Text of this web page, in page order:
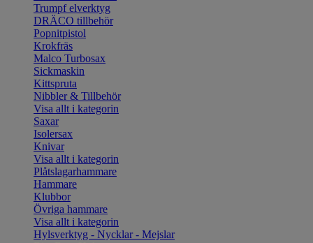
Trumpf elverktyg
DRÄCO tillbehör
Popnitpistol
Krokfräs
Malco Turbosax
Sickmaskin
Kittspruta
Nibbler & Tillbehör
Visa allt i kategorin
Saxar
Isolersax
Knivar
Visa allt i kategorin
Plåtslagarhammare
Hammare
Klubbor
Övriga hammare
Visa allt i kategorin
Hylsverktyg - Nycklar - Mejslar